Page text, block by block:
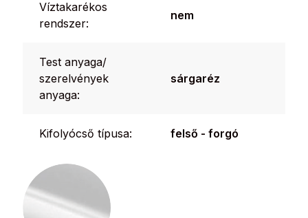
Víztakarékos
rendszer:
nem
Test anyaga/
szerelvények
anyaga:
sárgaréz
Kifolyócső típusa: felső - forgó